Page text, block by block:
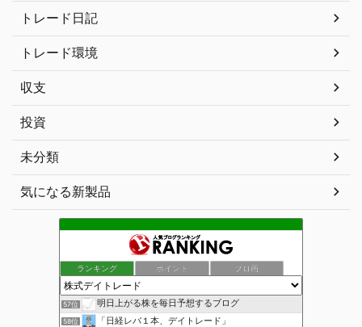
トレード日記
トレード環境
収支
投資
未分類
気になる新製品
ランキング ポイント ブロ画
57位 明日上がる株を毎日予想するブログ
58位 「日経レバ１本、デイトレード」